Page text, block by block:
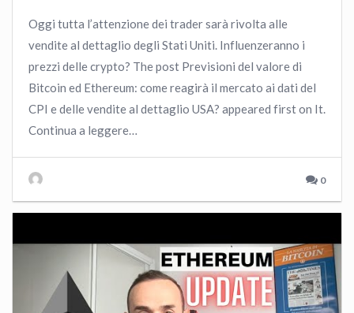
Oggi tutta l’attenzione dei trader sarà rivolta alle
vendite al dettaglio degli Stati Uniti. Influenzeranno i
prezzi delle crypto? The post Previsioni del valore di
Bitcoin ed Ethereum: come reagirà il mercato ai dati del
CPI e delle vendite al dettaglio USA? appeared first on It.
Continua a leggere…
0